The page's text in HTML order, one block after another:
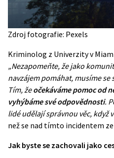
Zdroj fotografie: Pexels
Kriminolog z Univerzity v
„Nezapomeňte, že jako
navzájempomáhat, musíme se
Tím, žeočekáváme pomoc od
vyhýbáme své odpovědnosti.
lidé udělají správnou věc, když
než se nad tímto incidentem
Jak byste se zachovali jako